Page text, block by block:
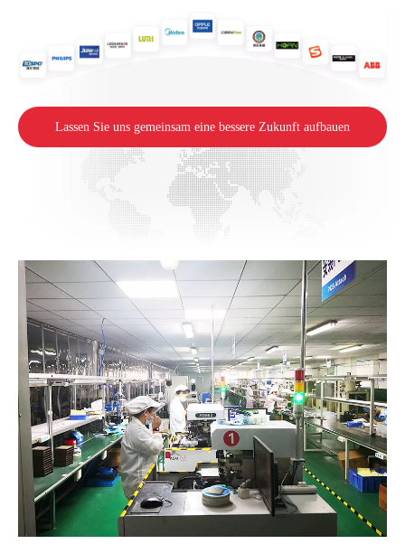
Lassen Sie uns gemeinsam eine bessere Zukunft aufbauen
>